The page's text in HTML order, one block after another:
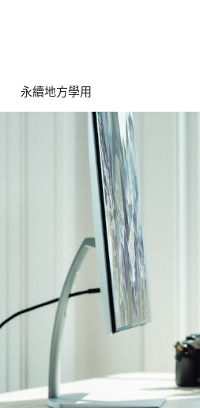
永續地方學用